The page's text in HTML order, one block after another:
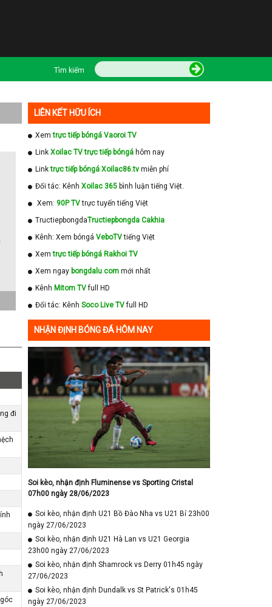
Tìm kiếm
đi
LIÊN KẾT HỮU ÍCH
Xemtrực tiếp bóngá Vaoroi TV
Link Xoilac TV trực tiếp bóngá hôm nay
Linktrực tiếp bóngá Xoilac86.tv miễn phí
Đối tác: Kênh Xoilac 365 bình luận tiếng Việt.
Xem: 90P TVtrực tuyến tiếng Việt
TructiepbongdaTructiepbongda Cakhia
Kênh: Xem bóngá VeboTVtiếng Việt
Xemtrực tiếp bóngá Rakhoi TV
Xem ngay bongdalu com mới nhất
Kênh Mitom TVfull HD
Đối tác: Kênh Soco Live TVfull HD
NHẬN ĐỊNH BÓNG ĐÁ HÔM NAY
Soi kèo, nhận định Fluminense vs Sporting Cristal
07h00 ngày 28/06/2023
Soi kèo, nhận định U21 Bồ Đào Nha vs U21 Bỉ 23h00
ngày 27/06/2023
Soi kèo, nhận định U21 Hà Lan vs U21 Georgia
23h00 ngày 27/06/2023
Soi kèo, nhận định Shamrock vs Derry 01h45 ngày
27/06/2023
Soi kèo, nhận định Dundalk vs St Patrick's 01h45
ngày 27/06/2023